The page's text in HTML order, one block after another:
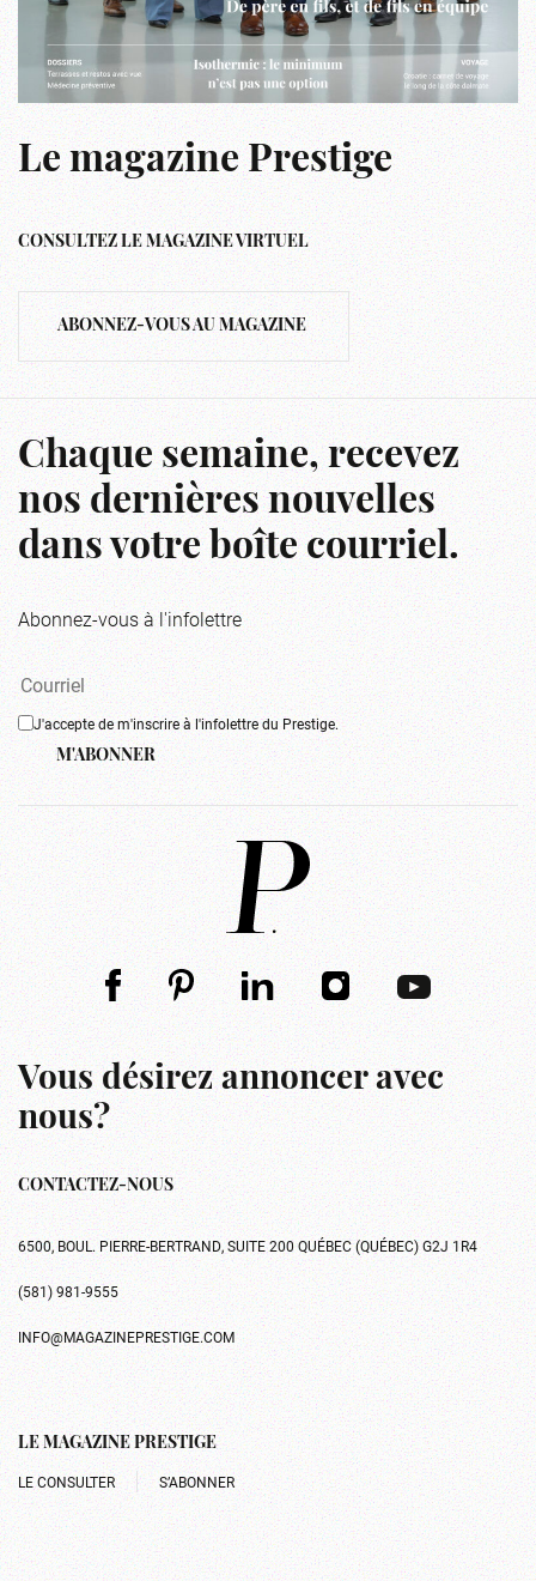
Le magazine Prestige
CONSULTEZ LE MAGAZINE VIRTUEL
ABONNEZ-VOUS AU MAGAZINE
Chaque semaine, recevez
nos dernières nouvelles
dans votre boîte courriel.
Abonnez-vous à l'infolettre
J'accepte de m'inscrire à l'infolettre du Prestige.
M'ABONNER
Vous désirez annoncer avec
nous?
CONTACTEZ-NOUS
6500, BOUL. PIERRE-BERTRAND, SUITE 200 QUÉBEC (QUÉBEC) G2J 1R4
(581) 981-9555
INFO@MAGAZINEPRESTIGE.COM
LE MAGAZINE PRESTIGE
LE CONSULTER S’ABONNER